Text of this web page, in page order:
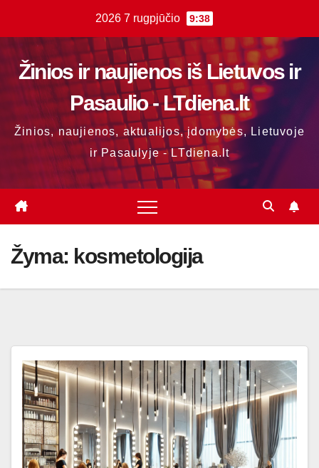
content
2026 7 rugpjūčio 9:38
Žinios ir naujienos iš Lietuvos ir
Pasaulio - LTdiena.lt
Žinios, naujienos, aktualijos, įdomybės, Lietuvoje
ir Pasaulyje - LTdiena.lt
Žyma: kosmetologija